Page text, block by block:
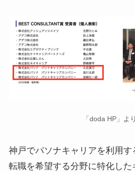
「doda HP」より
神戸でパソナキャリアを利用
転職を希望する分野に特化した